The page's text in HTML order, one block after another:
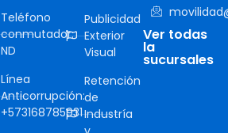
Teléfono
conmutador:
ND
Línea
Anticorrupción:
+573168785931
Publicidad
Exterior
Visual
Retención
de
Industría
Ver todas
la
sucursales